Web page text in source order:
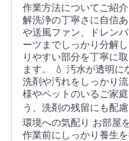
作業方法についてご
解洗浄の丁寧さに自信
や送風ファン、ドレン
ーツまでしっかり分解
りやすい部分を丁寧に
ます。 💧 汚水が透明
洗剤や汚れをしっかり
様やペットのいるご家
う、洗剤の残留にも配
環境への気配り お部屋
作業前にしっかり養生